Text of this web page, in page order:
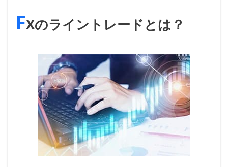
トレ
ード
1.1
水平
線ラ
イン
とは
1.2
FXのライントレードとは？